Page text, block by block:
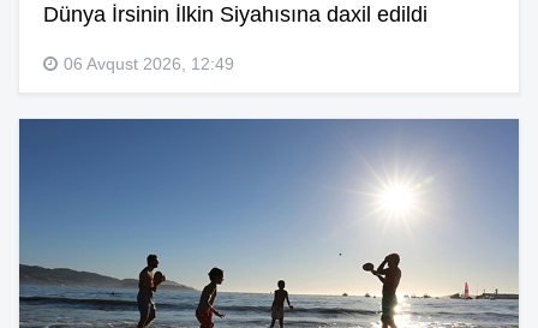
Dünya İrsinin İlkin Siyahısına daxil edildi
06 Avqust 2026, 12:49